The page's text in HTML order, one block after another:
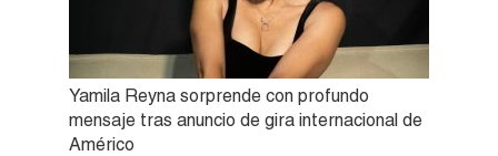
Yamila Reyna sorprende con profundo
mensaje tras anuncio de gira internacional de
Américo